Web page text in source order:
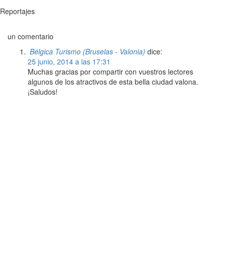
Reportajes
un comentario
Bélgica Turismo (Bruselas - Valonia) dice:
25 junio, 2014 a las 17:31
Muchas gracias por compartir con vuestros lectores
algunos de los atractivos de esta bella ciudad valona.
¡Saludos!